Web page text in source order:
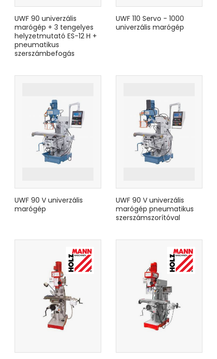
UWF 90 univerzális
marógép + 3 tengelyes
helyzetmutató ES-12 H +
pneumatikus
szerszámbefogás
UWF 110 Servo - 1000
univerzális marógép
UWF 90 V univerzális
marógép
UWF 90 V univerzális
marógép pneumatikus
szerszámszorítóval